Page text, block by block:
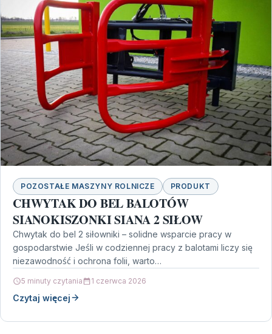
POZOSTAŁE MASZYNY ROLNICZE PRODUKT
CHWYTAK DO BEL BALOTÓW
SIANOKISZONKI SIANA 2 SIŁOW
Chwytak do bel 2 siłowniki – solidne wsparcie pracy w
gospodarstwie Jeśli w codziennej pracy z balotami liczy się
niezawodność i ochrona folii, warto…
5 minuty czytania 1 czerwca 2026
Czytaj więcej